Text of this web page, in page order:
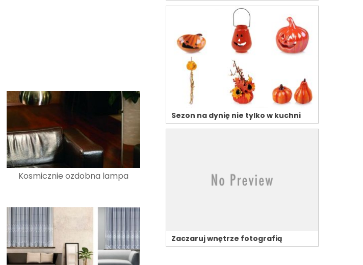
Kosmicznie ozdobna lampa
Sezon na dynię nie tylko w kuchni
Zaczaruj wnętrze fotografią